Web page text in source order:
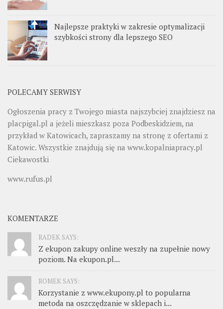
Najlepsze praktyki w zakresie optymalizacji
szybkości strony dla lepszego SEO
POLECAMY SERWISY
Ogłoszenia pracy z Twojego miasta najszybciej znajdziesz na
placpigal.pl a jeżeli mieszkasz poza Podbeskidziem, na
przykład w Katowicach, zapraszamy na stronę z ofertami z
Katowic. Wszystkie znajdują się na www.kopalniapracy.pl
Ciekawostki
www.rufus.pl
KOMENTARZE
RADEK SAYS:
Z ekupon zakupy online weszły na zupełnie nowy
poziom. Na ekupon.pl...
ROMEK SAYS:
Korzystanie z www.ekupony.pl to popularna
metoda na oszczędzanie w sklepach i...